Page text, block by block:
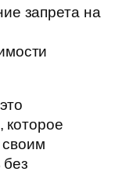
запрета на
которое
своим
без